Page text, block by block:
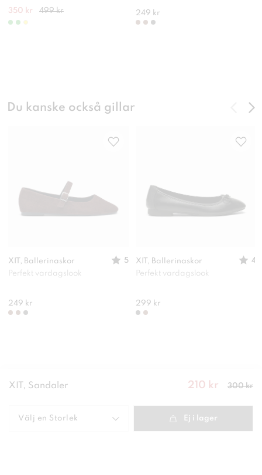
350 kr 499 kr 249 kr
Du kanske också gillar
XIT, Ballerinaskor
5
Perfekt vardagslook
249 kr
XIT, Ballerinaskor
4
Perfekt vardagslook
299 kr
XIT, Sandaler
Nuvarande
krTidigare
pris
210 kr 300 kr
Välj en Storlek Ej i lager